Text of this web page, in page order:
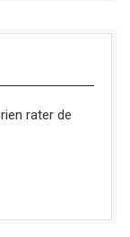
rater de